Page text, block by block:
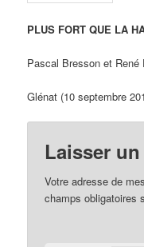
PLUS FORT QUE LA
Pascal Bresson et René
Glénat (10 septembre
Laisser
Votre adresse de
champs obligatoires